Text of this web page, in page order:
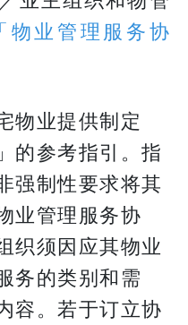
「物业管理服务协
物业提供制定
的参考指引。指
强制性要求将其
业管理服务协
织须因应其物业
务的类别和需
容。若于订立协